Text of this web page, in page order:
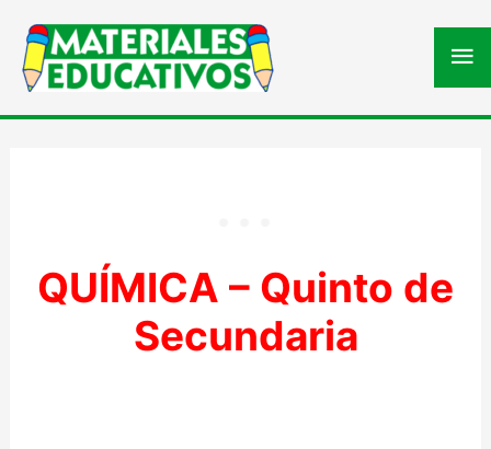
QUÍMICA – Quinto de
Secundaria